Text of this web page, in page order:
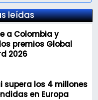
leídas
a Colombia y
premios Global
2026
supera los 4 millones
en Europa